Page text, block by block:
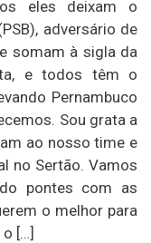
eles deixam o
adversário de
somam à sigla da
e todos têm o
Pernambuco
Sou grata a
ao nosso time e
no Sertão. Vamos
pontes com as
o melhor para
[…]